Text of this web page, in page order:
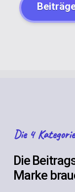
Die 4
Die
Marke